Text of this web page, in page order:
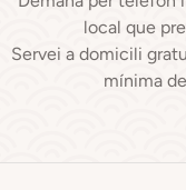
local que
Servei a domicili
mínima